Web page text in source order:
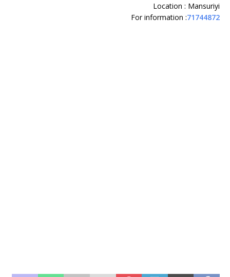
Location : Mansuriyi
For information :71744872